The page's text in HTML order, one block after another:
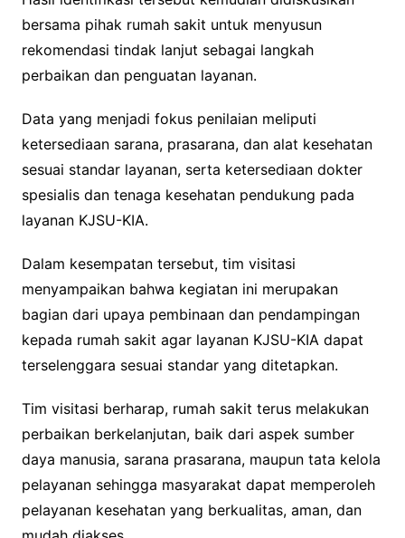
bersama pihak rumah sakit untuk menyusun
rekomendasi tindak lanjut sebagai langkah
perbaikan dan penguatan layanan.
Data yang menjadi fokus penilaian meliputi
ketersediaan sarana, prasarana, dan alat kesehatan
sesuai standar layanan, serta ketersediaan dokter
spesialis dan tenaga kesehatan pendukung pada
layanan KJSU-KIA.
Dalam kesempatan tersebut, tim visitasi
menyampaikan bahwa kegiatan ini merupakan
bagian dari upaya pembinaan dan pendampingan
kepada rumah sakit agar layanan KJSU-KIA dapat
terselenggara sesuai standar yang ditetapkan.
Tim visitasi berharap, rumah sakit terus melakukan
perbaikan berkelanjutan, baik dari aspek sumber
daya manusia, sarana prasarana, maupun tata kelola
pelayanan sehingga masyarakat dapat memperoleh
pelayanan kesehatan yang berkualitas, aman, dan